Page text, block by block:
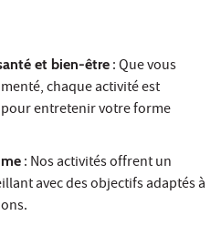
et bien-être : Que vous
chaque activité est
entretenir votre forme
: Nos activités offrent un
avec des objectifs adaptés à